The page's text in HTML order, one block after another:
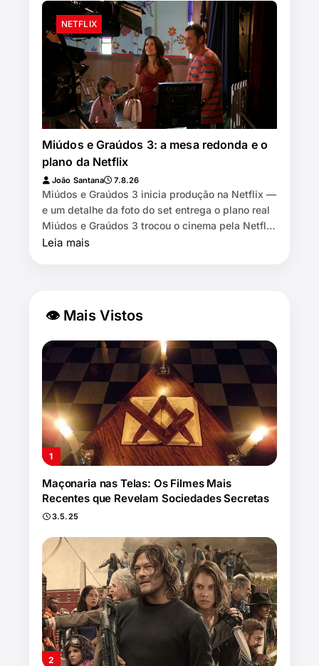
NETFLIX
Miúdos e Graúdos 3: a mesa redonda e o
plano da Netflix
João Santana 7.8.26
Miúdos e Graúdos 3 inicia produção na Netflix —
e um detalhe da foto do set entrega o plano real
Miúdos e Graúdos 3 trocou o cinema pela Netflix
⏱️ 7 min de leitura …
Leia mais
👁 Mais Vistos
Maçonaria nas Telas: Os Filmes Mais
Recentes que Revelam Sociedades Secretas
3.5.25